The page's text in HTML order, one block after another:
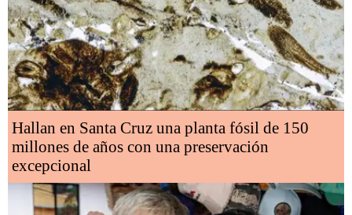
Hallan en Santa Cruz una planta fósil de 150
millones de años con una preservación
excepcional